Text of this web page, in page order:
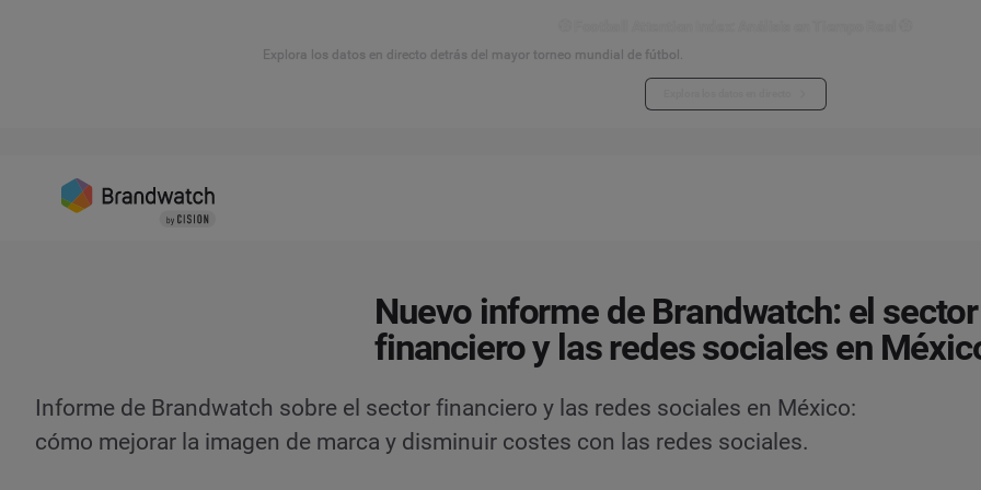
Explora los datos en directo detrás del mayor torneo mundial de fútbol.
Nuevo informe de Brandwatch: el sector
financiero y las redes sociales en
Informe de Brandwatch sobre el sector financiero y las redes sociales en México:
cómo mejorar la imagen de marca y disminuir costes con las redes sociales.